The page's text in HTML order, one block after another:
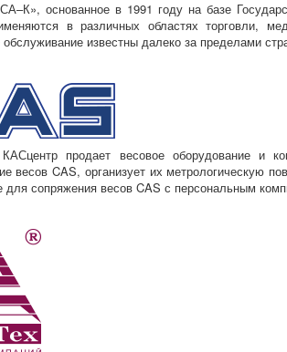
–К», основанное в 1991 году на базе
в различных областях торговли,
обслуживание известны далеко за пределами
продает весовое оборудование и
весов CAS, организует их метрологическую
для сопряжения весов CAS с персональным